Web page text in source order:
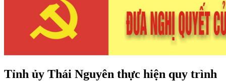
Tỉnh ủy Thái Nguyên thực hiện quy trình